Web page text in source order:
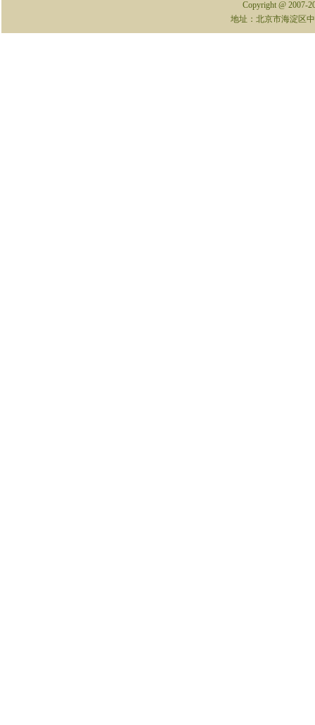
Copyright @ 2007-
地址：北京市海淀区